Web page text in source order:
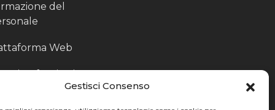
Gestisci Consenso
del
Web
fornitori